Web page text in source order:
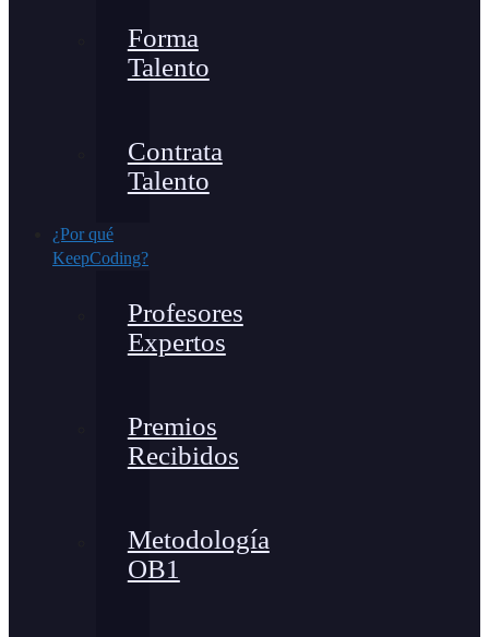
Forma
Talento
Contrata
Talento
¿Por qué
KeepCoding?
Profesores
Expertos
Premios
Recibidos
Metodología
OB1